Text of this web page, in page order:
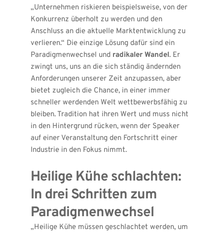
„Unternehmen riskieren beispielsweise, von der
Konkurrenz überholt zu werden und den
Anschluss an die aktuelle Marktentwicklung zu
verlieren.“ Die einzige Lösung dafür sind ein
Paradigmenwechsel und radikaler Wandel. Er
zwingt uns, uns an die sich ständig ändernden
Anforderungen unserer Zeit anzupassen, aber
bietet zugleich die Chance, in einer immer
schneller werdenden Welt wettbewerbsfähig zu
bleiben. Tradition hat ihren Wert und muss nicht
in den Hintergrund rücken, wenn der Speaker
auf einer Veranstaltung den Fortschritt einer
Industrie in den Fokus nimmt.
Heilige Kühe schlachten:
In drei Schritten zum
Paradigmenwechsel
„Heilige Kühe müssen geschlachtet werden, um